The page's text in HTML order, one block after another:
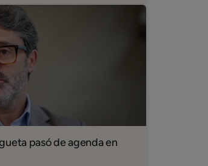
pasó de agenda en